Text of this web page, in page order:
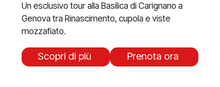
Un esclusivo tour alla Basilica di Carignano a
Genova tra Rinascimento, cupola e viste
mozzafiato.
Scopri di più Prenota ora